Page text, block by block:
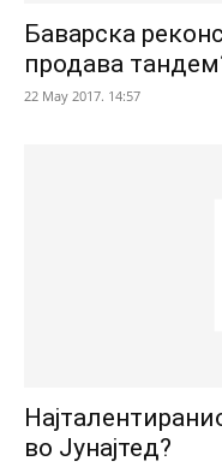
Баварска
продава
22 May 2017. 14:57
во Јунајтед?